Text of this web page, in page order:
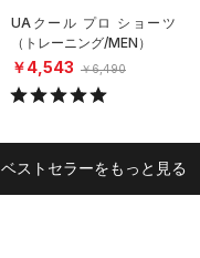
UAクール プロ ショーツ
（トレーニング/MEN）
￥4,543 ￥6,490
ベストセラーをもっと見る